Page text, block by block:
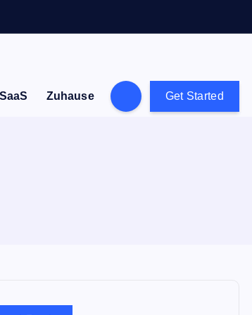
Zuhause Get Started